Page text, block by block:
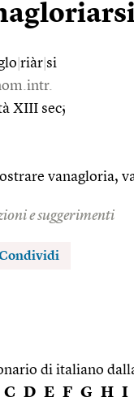
riàr si
XIII sec;
vanagloria,
e suggerimenti
di italiano
C D E F G H I